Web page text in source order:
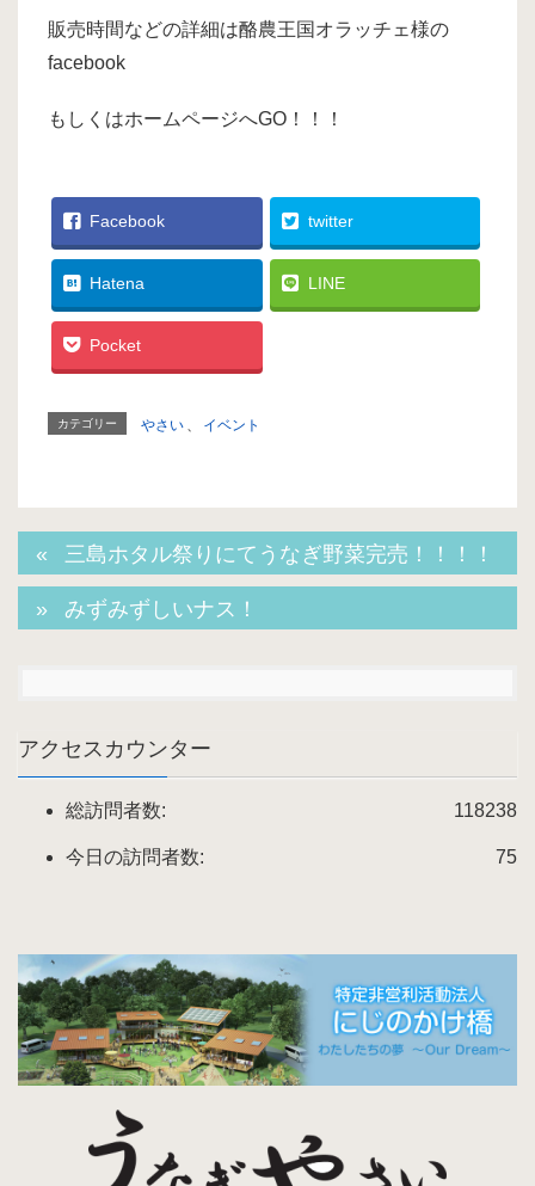
販売時間などの詳細は酪農王国オラッチェ様の
facebook
もしくはホームページへGO！！！
Facebook twitter
Hatena LINE
Pocket
カテゴリー やさい イベント
三島ホタル祭りにてうなぎ野菜完売！！！！
みずみずしいナス！
アクセスカウンター
118238
総訪問者数:
75
今日の訪問者数: